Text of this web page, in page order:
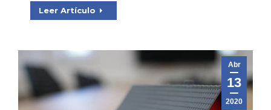
Leer Artículo
Abr
13
2020